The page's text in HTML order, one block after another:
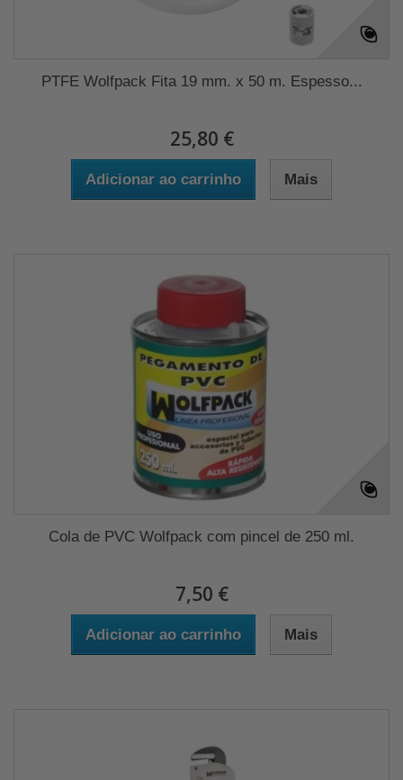
PTFE Wolfpack Fita 19 mm. x 50 m. Espesso...
25,80 €
Adicionar ao carrinho Mais
Cola de PVC Wolfpack com pincel de 250 ml.
7,50 €
Adicionar ao carrinho Mais